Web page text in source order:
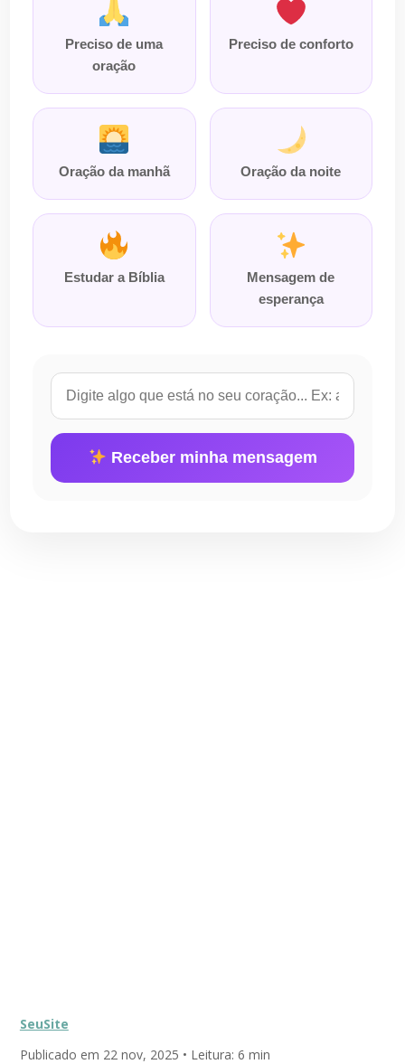
Preciso de uma
oração
Preciso de conforto
Oração da manhã Oração da noite
Estudar a Bíblia
Mensagem de
esperança
Receber minha mensagem
SeuSite
Publicado em 22 nov, 2025 • Leitura: 6 min